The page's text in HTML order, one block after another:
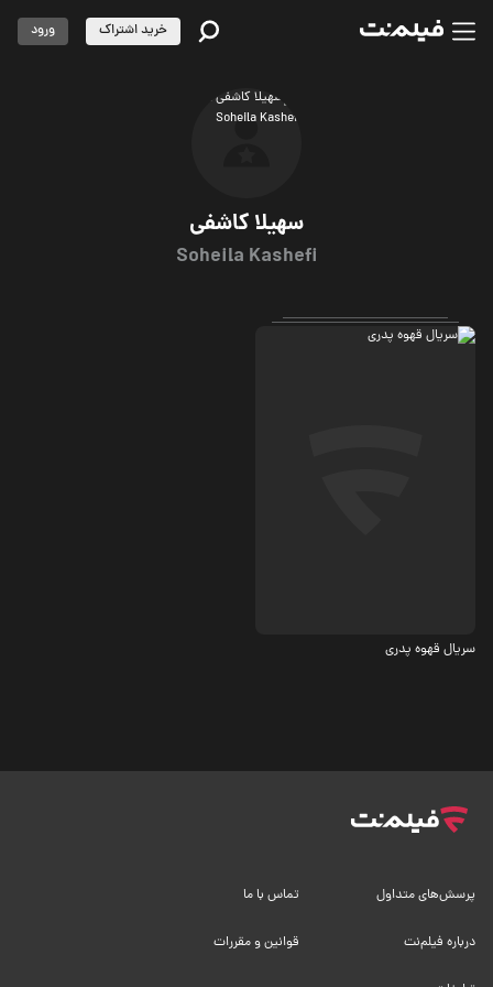
سهیلا کاشفی
Soheila Kashefi
خرید اشتراک ورود
سریال قهوه پدری
پرسش‌های متداول تماس با ما
درباره فیلم‌نت قوانین و مقررات